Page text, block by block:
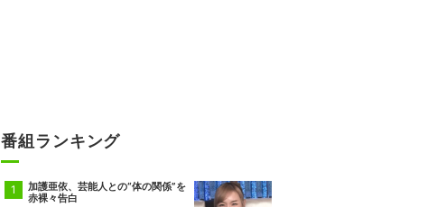
番組ランキング
加護亜依、芸能人との“体の関係”を
赤裸々告白